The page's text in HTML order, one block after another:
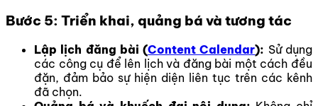
Bước 5: Triển khai, quảng bá và tương tác
Lập lịch đăng bài (Content Calendar): Sử dụng
các công cụ để lên lịch và đăng bài một cách đều
đặn, đảm bảo sự hiện diện liên tục trên các kênh
đã chọn.